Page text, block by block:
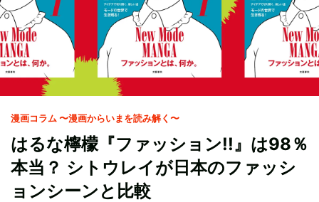
漫画コラム 〜漫画からいまを読み解く〜
はるな檸檬『ファッション!!』は98％
本当？ シトウレイが日本のファッシ
ョンシーンと比較